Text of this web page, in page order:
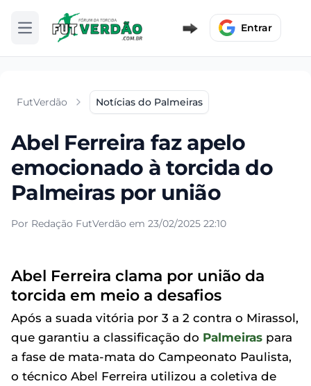
Abrir menu Entrar
FutVerdão Notícias do Palmeiras
Abel Ferreira faz apelo
emocionado à torcida do
Palmeiras por união
Por Redação FutVerdão em 23/02/2025 22:10
Abel Ferreira clama por união da
torcida em meio a desafios
Após a suada vitória por 3 a 2 contra o Mirassol,
que garantiu a classificação do Palmeiras para
a fase de mata-mata do Campeonato Paulista,
o técnico Abel Ferreira utilizou a coletiva de